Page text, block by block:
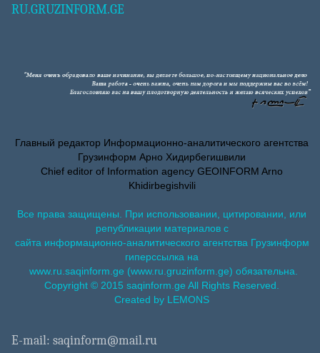
RU.GRUZINFORM.GE
Главный редактор Информационно-аналитического агентства
Грузинформ Арно Хидирбегишвили
Chief editor of Information agency GEOINFORM Arno
Khidirbegishvili
Все права защищены. При использовании, цитировании, или
републикации материалов с
сайта информационно-аналитического агентства Грузинформ
гиперссылка на
www.ru.saqinform.ge (www.ru.gruzinform.ge) обязательна.
Copyright © 2015 saqinform.ge All Rights Reserved.
Created by LEMONS
E-mail: saqinform@mail.ru